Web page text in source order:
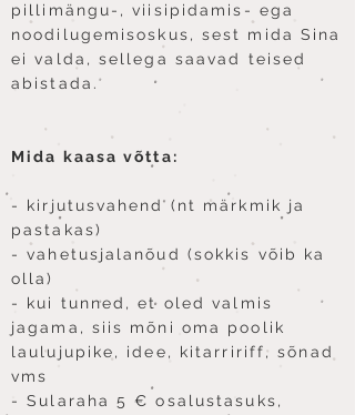
pillimängu-, viisipidamis- ega
noodilugemisoskus, sest mida Sina
ei valda, sellega saavad teised
abistada.
Mida kaasa võtta:
- kirjutusvahend (nt märkmik ja
pastakas)
- vahetusjalanõud (sokkis võib ka
olla)
- kui tunned, et oled valmis
jagama, siis mõni oma poolik
laulujupike, idee, kitarririff, sõnad
vms
- Sularaha 5 € osalustasuks,